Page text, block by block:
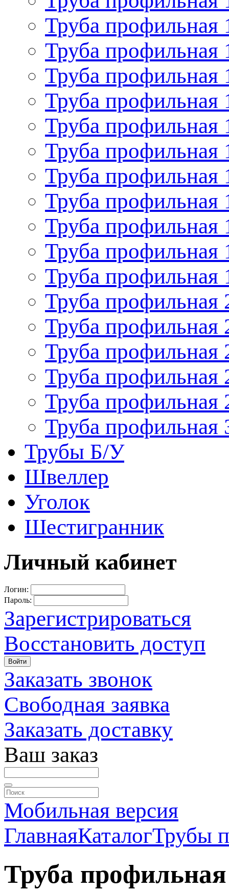
Труба профильная
Труба профильная
Труба профильная
Труба профильная
Труба профильная
Труба профильная
Труба профильная
Труба профильная
Труба профильная
Труба профильная
Труба профильная
Труба профильная
Труба профильная
Труба профильная
Труба профильная
Труба профильная
Труба профильная
Трубы Б/У
Швеллер
Уголок
Шестигранник
Личный кабинет
Логин:
Пароль:
Зарегистрироваться
Восстановить доступ
Войти
Заказать звонок
Свободная заявка
Заказать доставку
Ваш заказ
Мобильная версия
ГлавнаяКаталогТрубы
Труба